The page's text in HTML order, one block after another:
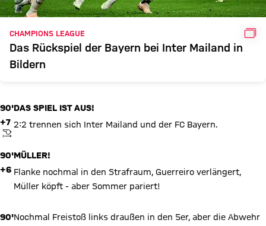
CHAMPIONS LEAGUE
Das Rückspiel der Bayern bei Inter Mailand in
Bildern
90'
+7
ANPFIFF
DAS SPIEL IST AUS!
2:2 trennen sich Inter Mailand und der FC Bayern.
90'
+6
MÜLLER!
Flanke nochmal in den Strafraum, Guerreiro verlängert,
Müller köpft - aber Sommer pariert!
90'Nochmal Freistoß links draußen in den 5er, aber die Abwehr